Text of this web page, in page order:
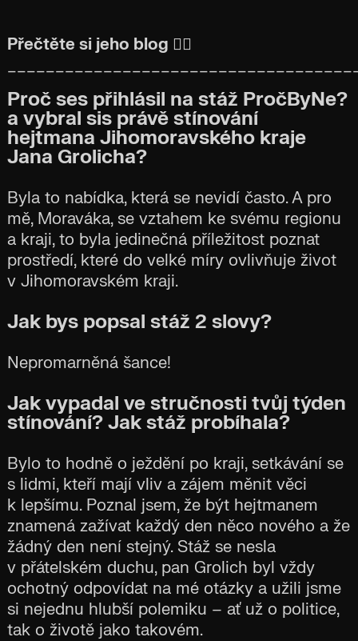
Přečtěte si jeho blog 👇🏼
Proč ses přihlásil na stáž PročByNe?
a vybral sis právě stínování
hejtmana Jihomoravského kraje
Jana Grolicha?
Byla to nabídka, která se nevidí často. A pro
mě, Moraváka, se vztahem ke svému regionu
a kraji, to byla jedinečná příležitost poznat
prostředí, které do velké míry ovlivňuje život
v Jihomoravském kraji.
Jak bys popsal stáž 2 slovy?
Nepromarněná šance!
Jak vypadal ve stručnosti tvůj týden
stínování? Jak stáž probíhala?
Bylo to hodně o ježdění po kraji, setkávání se
s lidmi, kteří mají vliv a zájem měnit věci
k lepšímu. Poznal jsem, že být hejtmanem
znamená zažívat každý den něco nového a že
žádný den není stejný. Stáž se nesla
v přátelském duchu, pan Grolich byl vždy
ochotný odpovídat na mé otázky a užili jsme
si nejednu hlubší polemiku – ať už o politice,
tak o životě jako takovém.